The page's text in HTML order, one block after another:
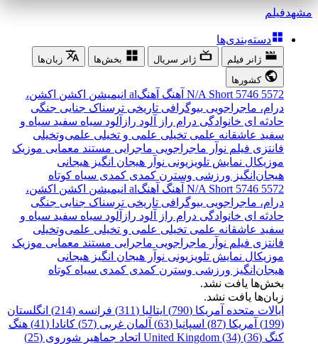
مشهدفیلم
دسته‌بندی‌ها
ژانر فیلم ژانر سریال بخش‌ها
زبان‌ها
کشورها
5572
5746
N/A Short آهنگ آهنگal انیمیشن اکشن اکشن،
درام، ماجراجویی بیوگرافی تاریخی ترسناک جنایی جنگی
حادثه ای خانوادگی درام راز آلود رازآلود سیاه سفید سیاه و
سفید عاشقانه علمی تخیلی علمی و تخیلی علمی‌و‌تخیلی
فانتزی فیلم نوآر ماجراجویی ماجرایی مستند معمایی موزیک
موزیکال نمایش تلویزیونی نوآر هیجان انگیز هیجانی
هیجان‌انگیز ورزشی وسترن کمدی کمدی سیاه کوتاه
5572
5746
N/A Short آهنگ آهنگal انیمیشن اکشن اکشن،
درام، ماجراجویی بیوگرافی تاریخی ترسناک جنایی جنگی
حادثه ای خانوادگی درام راز آلود رازآلود سیاه سفید سیاه و
سفید عاشقانه علمی تخیلی علمی و تخیلی علمی‌و‌تخیلی
فانتزی فیلم نوآر ماجراجویی ماجرایی مستند معمایی موزیک
موزیکال نمایش تلویزیونی نوآر هیجان انگیز هیجانی
هیجان‌انگیز ورزشی وسترن کمدی کمدی سیاه کوتاه
بخش‌ها یافت نشد.
زبان‌ها یافت نشد.
ایالات متحده آمریکا (790)
ایتالیا (311) فرانسه (214)
انگلستان
(199)
آمریکا (87) اسپانیا (63) آلمان غربی (57) کانادا (41)
هنگ
کنگ (36)
United Kingdom (34) اتحاد جماهیر شوروی (25)